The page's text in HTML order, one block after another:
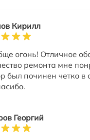
Кирилл
огонь! Отличное
ремонта мне
был починен четко в
Георгий